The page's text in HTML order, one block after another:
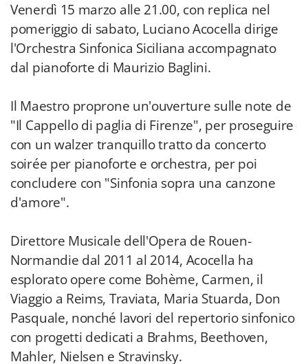
Venerdì 15 marzo alle 21.00, con replica nel
pomeriggio di sabato, Luciano Acocella dirige
l'Orchestra Sinfonica Siciliana accompagnato
dal pianoforte di Maurizio Baglini.
Il Maestro proprone un'ouverture sulle note de
"Il Cappello di paglia di Firenze", per proseguire
con un walzer tranquillo tratto da concerto
soirée per pianoforte e orchestra, per poi
concludere con "Sinfonia sopra una canzone
d'amore".
Direttore Musicale dell'Opera de Rouen-
Normandie dal 2011 al 2014, Acocella ha
esplorato opere come Bohème, Carmen, il
Viaggio a Reims, Traviata, Maria Stuarda, Don
Pasquale, nonché lavori del repertorio sinfonico
con progetti dedicati a Brahms, Beethoven,
Mahler, Nielsen e Stravinsky.